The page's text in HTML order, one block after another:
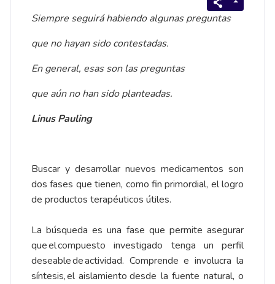
Siempre seguirá habiendo algunas preguntas
que no hayan sido contestadas.
En general, esas son las preguntas
que aún no han sido planteadas.
Linus Pauling
Buscar y desarrollar nuevos medicamentos son
dos fases que tienen, como fin primordial, el logro
de productos terapéuticos útiles.
La búsqueda es una fase que permite asegurar
que el compuesto investigado tenga un perfil
deseable de actividad. Comprende e involucra la
síntesis, el aislamiento desde la fuente natural, o